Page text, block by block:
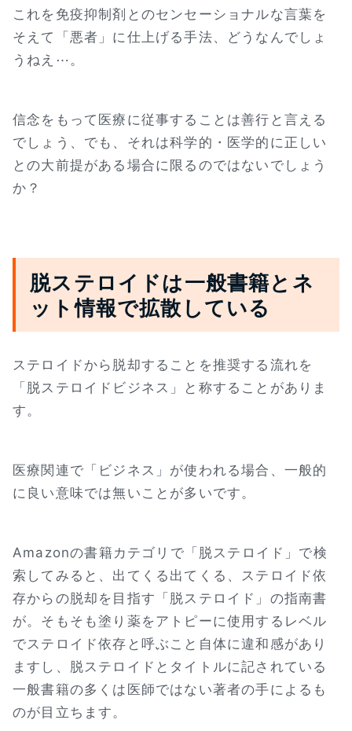
これを免疫抑制剤とのセンセーショナルな言葉を
そえて「悪者」に仕上げる手法、どうなんでしょ
うねえ⋯。
信念をもって医療に従事することは善行と言える
でしょう、でも、それは科学的・医学的に正しい
との大前提がある場合に限るのではないでしょう
か？
脱ステロイドは一般書籍とネ
ット情報で拡散している
ステロイドから脱却することを推奨する流れを
「脱ステロイドビジネス」と称することがありま
す。
医療関連で「ビジネス」が使われる場合、一般的
に良い意味では無いことが多いです。
Amazonの書籍カテゴリで「脱ステロイド」で検
索してみると、出てくる出てくる、ステロイド依
存からの脱却を目指す「脱ステロイド」の指南書
が。そもそも塗り薬をアトピーに使用するレベル
でステロイド依存と呼ぶこと自体に違和感があり
ますし、脱ステロイドとタイトルに記されている
一般書籍の多くは医師ではない著者の手によるも
のが目立ちます。